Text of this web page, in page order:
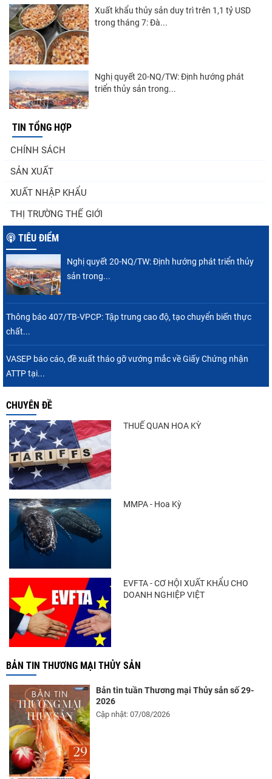
Xuất khẩu thủy sản duy trì trên 1,1 tỷ USD
trong tháng 7: Đà...
Nghị quyết 20-NQ/TW: Định hướng phát
triển thủy sản trong...
Thuế Mục 301 và bài toán thích ứng của
tôm Việt tại thị...
Nguồn cung giảm, giá cá rô phi Trung Quốc
hội cho hàng giá trị...
Trung Quốc tăng mạnh nhập khẩu mực,
Điểm tin thủy sản thế giới ngày 3/8/2026
TIN TỔNG HỢP
CHÍNH SÁCH
SẢN XUẤT
XUẤT NHẬP KHẨU
THỊ TRƯỜNG THẾ GIỚI
TIÊU ĐIỂM
Nghị quyết 20-NQ/TW: Định hướng phát triển thủy
sản trong...
Thông báo 407/TB-VPCP: Tập trung cao độ, tạo chuyển biến thực
chất...
VASEP báo cáo, đề xuất tháo gỡ vướng mắc về Giấy Chứng nhận
ATTP tại...
CHUYÊN ĐỀ
THUẾ QUAN HOA KỲ
MMPA - Hoa Kỳ
EVFTA - CƠ HỘI XUẤT KHẨU CHO
DOANH NGHIỆP VIỆT
BẢN TIN THƯƠNG MẠI THỦY SẢN
Bản tin tuần Thương mại Thủy sản số 29-
2026
Cập nhật: 07/08/2026